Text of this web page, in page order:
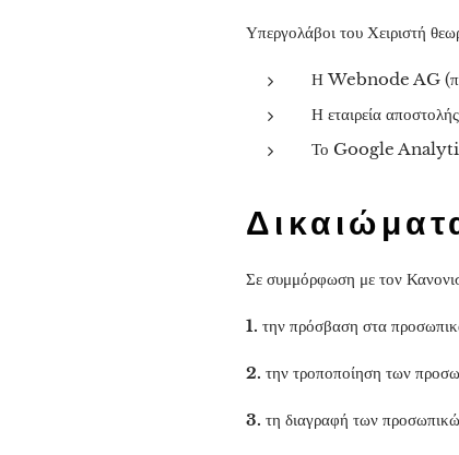
Υπεργολάβοι του Χειριστή
Η Webnode AG
Η εταιρεία αποστολής
Το Google Analytics
Σε συμμόρφωση με τον
1. την πρόσβαση στα
2. την τροποποίηση των
3. τη διαγραφή των